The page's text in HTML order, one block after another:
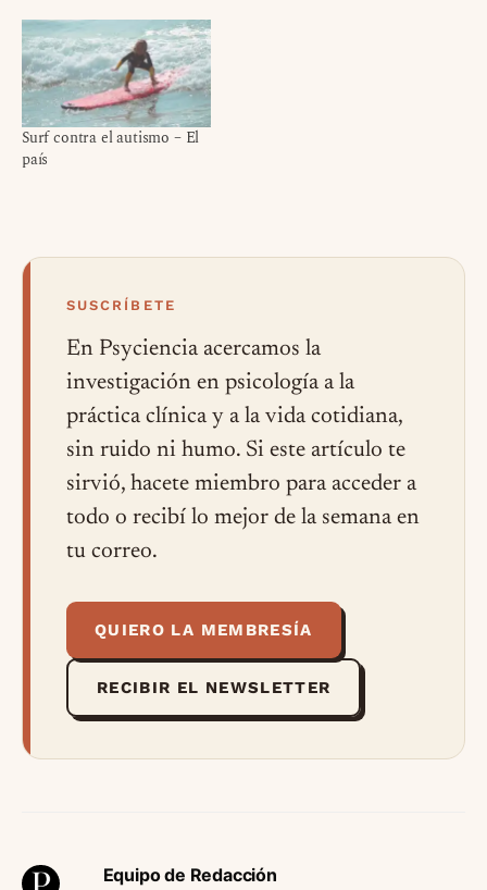
Surf contra el autismo – El
país
SUSCRÍBETE
En Psyciencia acercamos la
investigación en psicología a la
práctica clínica y a la vida cotidiana,
sin ruido ni humo. Si este artículo te
sirvió, hacete miembro para acceder a
todo o recibí lo mejor de la semana en
tu correo.
QUIERO LA MEMBRESÍA
RECIBIR EL NEWSLETTER
Equipo de Redacción